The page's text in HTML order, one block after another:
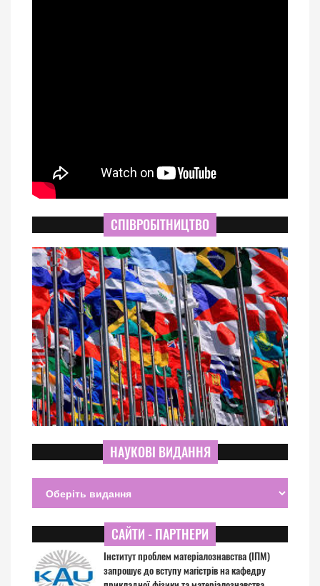
СПІВРОБІТНИЦТВО
НАУКОВІ ВИДАННЯ
САЙТИ - ПАРТНЕРИ
Інститут проблем матеріалознавства (ІПМ)
запрошує до вступу магістрів на кафедру